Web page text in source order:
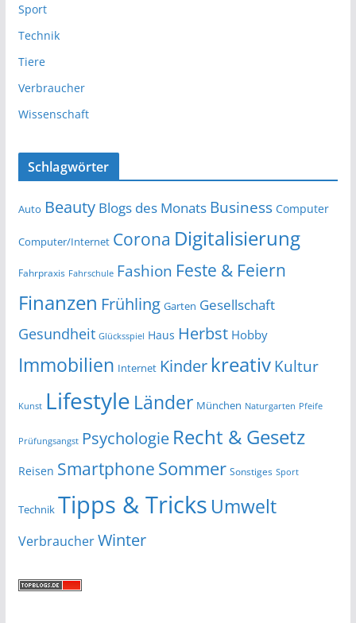
Sport
Technik
Tiere
Verbraucher
Wissenschaft
Schlagwörter
Auto Beauty Blogs des Monats Business Computer
Computer/Internet Corona Digitalisierung
Fahrpraxis Fahrschule Fashion Feste & Feiern
Finanzen Frühling Garten Gesellschaft
Gesundheit Glücksspiel Haus Herbst Hobby
Immobilien Internet Kinder kreativKultur
Kunst Lifestyle Länder München Naturgarten Pfeife
Prüfungsangst Psychologie Recht & Gesetz
Reisen Smartphone Sommer Sonstiges Sport
Technik Tipps & Tricks Umwelt
VerbraucherWinter